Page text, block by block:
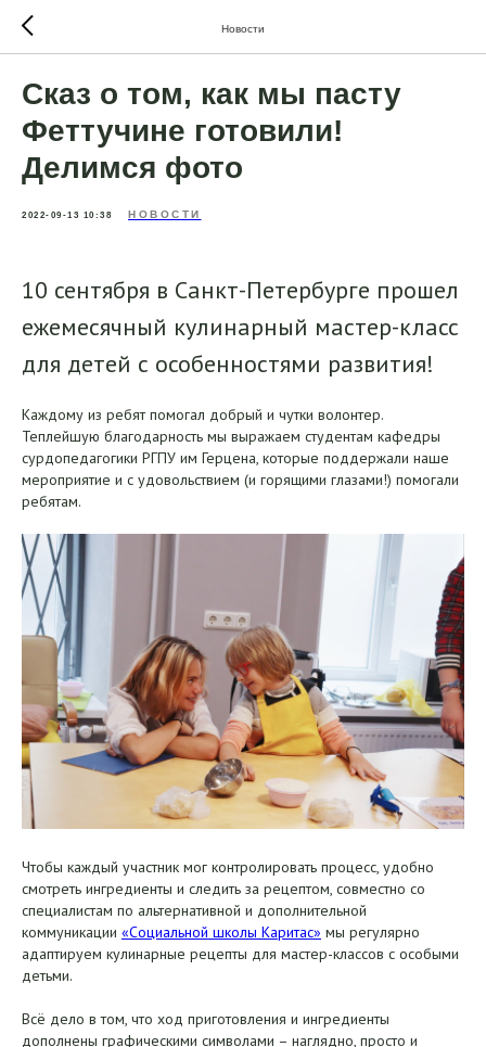
Новости
Сказ о том, как мы пасту
Феттучине готовили!
Делимся фото
2022-09-13 10:38 НОВОСТИ
10 сентября в Санкт-Петербурге прошел
ежемесячный кулинарный мастер-класс
для детей с особенностями развития!
Каждому из ребят помогал добрый и чутки волонтер.
Теплейшую благодарность мы выражаем студентам кафедры
сурдопедагогики РГПУ им Герцена, которые поддержали наше
мероприятие и с удовольствием (и горящими глазами!) помогали
ребятам.
Чтобы каждый участник мог контролировать процесс, удобно
смотреть ингредиенты и следить за рецептом, совместно со
специалистам по альтернативной и дополнительной
коммуникации «Социальной школы Каритас» мы регулярно
адаптируем кулинарные рецепты для мастер-классов с особыми
детьми.
Всё дело в том, что ход приготовления и ингредиенты
дополнены графическими символами – наглядно, просто и